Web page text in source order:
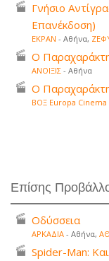
Γνήσιο
Επανέκδοση)
ΕΚΡΑΝ - Αθήνα,
Ο
ΑΝΟΙΞΙΣ - Αθήνα
Ο
ΒΟΞ Europa Cinema
Επίσης
Οδύσσεια
ΑΡΚΑΔΙΑ - Αθήνα,
Spider-Man: